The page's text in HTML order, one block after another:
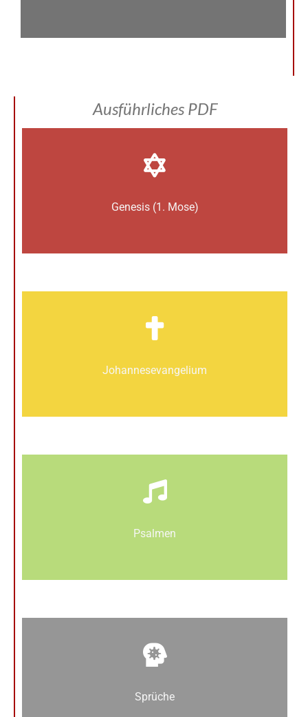
Ausführliches PDF
Genesis (1. Mose)
Johannes­­evangelium
Psalmen
Sprüche